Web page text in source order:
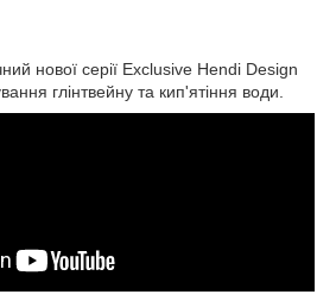
нової серії Exclusive Hendi Design
глінтвейну та кип'ятіння води.